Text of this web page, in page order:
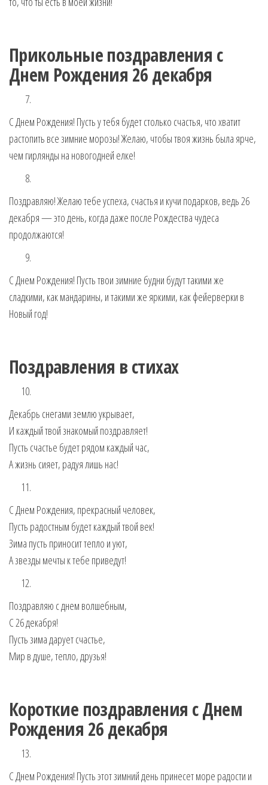
Прикольные поздравления с
Днем Рождения 26 декабря
С Днем Рождения! Пусть у тебя будет столько счастья, что хватит
растопить все зимние морозы! Желаю, чтобы твоя жизнь была ярче,
чем гирлянды на новогодней елке!
Поздравляю! Желаю тебе успеха, счастья и кучи подарков, ведь 26
декабря — это день, когда даже после Рождества чудеса
продолжаются!
С Днем Рождения! Пусть твои зимние будни будут такими же
сладкими, как мандарины, и такими же яркими, как фейерверки в
Новый год!
Поздравления в стихах
Декабрь снегами землю укрывает,
И каждый твой знакомый поздравляет!
Пусть счастье будет рядом каждый час,
А жизнь сияет, радуя лишь нас!
С Днем Рождения, прекрасный человек,
Пусть радостным будет каждый твой век!
Зима пусть приносит тепло и уют,
А звезды мечты к тебе приведут!
Поздравляю с днем волшебным,
С 26 декабря!
Пусть зима дарует счастье,
Мир в душе, тепло, друзья!
Короткие поздравления с Днем
Рождения 26 декабря
С Днем Рождения! Пусть этот зимний день принесет море радости и